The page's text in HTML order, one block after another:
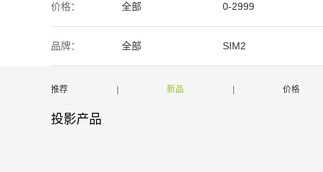
价格： 全部 0-2999
50万-100万 100万以上
品牌： 全部 SIM2
推荐 新品 价格
投影产品